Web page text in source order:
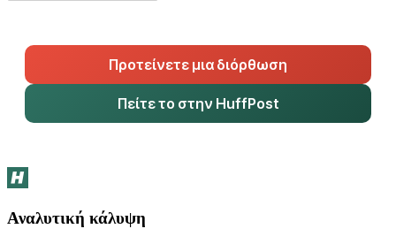
Προτείνετε μια διόρθωση
Πείτε το στην HuffPost
Αναλυτική κάλυψη